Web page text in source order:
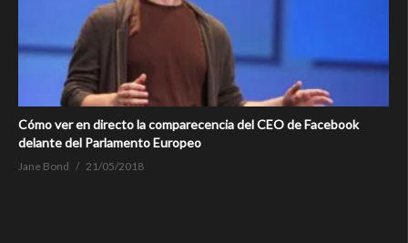
Cómo ver en directo la comparecencia del CEO de Facebook
delante del Parlamento Europeo
Jane Bond 21/05/2018